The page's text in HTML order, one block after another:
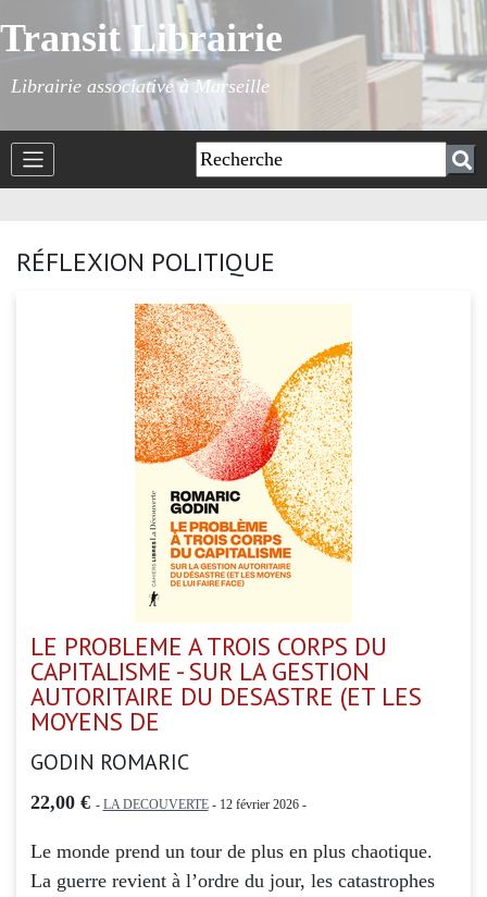
Transit Librairie
Librairie associative à Marseille
RÉFLEXION POLITIQUE
LE PROBLEME A TROIS CORPS DU
CAPITALISME - SUR LA GESTION
AUTORITAIRE DU DESASTRE (ET LES
MOYENS DE
GODIN ROMARIC
22,00 € - LA DECOUVERTE- 12 février 2026 -
Le monde prend un tour de plus en plus chaotique.
La guerre revient à l’ordre du jour, les catastrophes